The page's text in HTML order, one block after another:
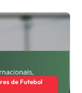
de Futebol